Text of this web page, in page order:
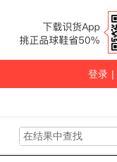
登录 |